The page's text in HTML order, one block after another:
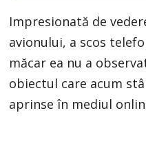
Impresionată de
avionului, a scos
măcar ea nu a
obiectul care acum
aprinse în mediul